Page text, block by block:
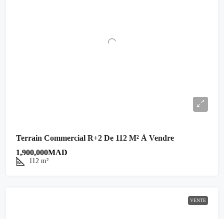
Terrain Commercial R+2 De 112 M² À Vendre
1,900,000MAD
112 m²
VENTE